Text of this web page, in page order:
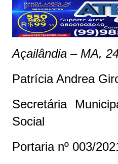
Açailândia – MA,
Patrícia Andrea
Secretária
Social
Portaria nº 003/